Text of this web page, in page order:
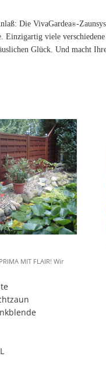
Die VivaGardea®-
Einzigartig viele
Glück. Und macht
MIT FLAIR! Wir